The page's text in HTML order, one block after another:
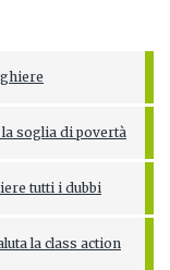
soglia di povertà
tutti i dubbi
la class action